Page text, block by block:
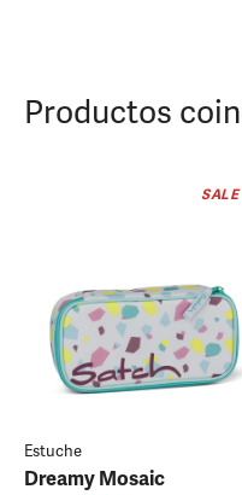
Productos
SALE
Estuche
Dreamy Mosaic